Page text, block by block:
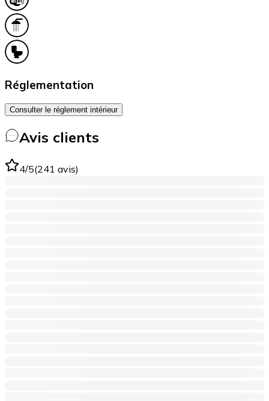
Réglementation
Consulter le réglement intérieur
Avis clients
4/5(241 avis)